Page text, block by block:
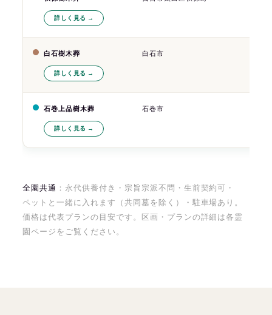
詳しく見る
白石樹木葬
詳しく見る
白石市
石巻上品樹木葬
詳しく見る
石巻市
全園共通 ：永代供養付き・宗旨宗派不問・生前契約可・
ペットと一緒に入れます（共同墓を除く）・駐車場あり。
価格は代表プランの目安です。区画・プランの詳細は各霊
園ページをご覧ください。